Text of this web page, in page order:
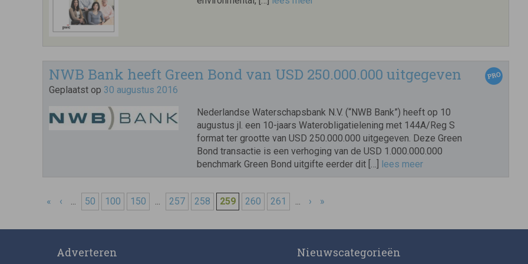
NWB Bank heeft Green Bond van USD 250.000.000 uitgegeven
Geplaatst op 30 augustus 2016
Nederlandse Waterschapsbank N.V. (“NWB Bank”) heeft op 10
augustus jl. een 10-jaars Waterobligatielening met 144A/Reg S
format ter grootte van USD 250.000.000 uitgegeven. Deze Green
Bond transactie is een verhoging van de USD 1.000.000.000
benchmark Green Bond uitgifte eerder dit […] lees meer
« ‹ ... 50 100 150 ... 257 258 259 260 261 ... › »
Adverteren Nieuwscategorieën